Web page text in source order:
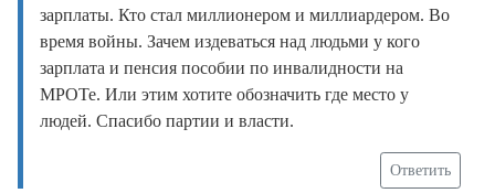
зарплаты. Кто стал миллионером и миллиардером. Во
время войны. Зачем издеваться над людьми у кого
зарплата и пенсия пособии по инвалидности на
МРОТе. Или этим хотите обозначить где место у
людей. Спасибо партии и власти.
Ответить